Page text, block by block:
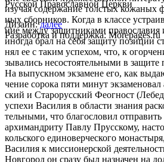
Русской Православной Церкви
Дизайн:далее
Разработка и поддержка: Morepages.ru